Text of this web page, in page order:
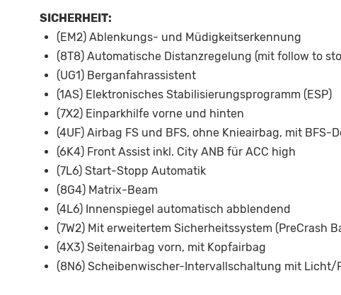
SICHERHEIT:
(EM2) Ablenkungs- und Müdigkeitserkennung
(8T8) Automatische Distanzregelung (mit follow to
(UG1) Berganfahrassistent
(1AS) Elektronisches Stabilisierungsprogramm (ESP)
(7X2) Einparkhilfe vorne und hinten
(4UF) Airbag FS und BFS, ohne Knieairbag, mit BFS-
(6K4) Front Assist inkl. City ANB für ACC high
(7L6) Start-Stopp Automatik
(8G4) Matrix-Beam
(4L6) Innenspiegel automatisch abblendend
(7W2) Mit erweitertem Sicherheitssystem (PreCrash
(4X3) Seitenairbag vorn, mit Kopfairbag
(8N6) Scheibenwischer-Intervallschaltung mit Licht/